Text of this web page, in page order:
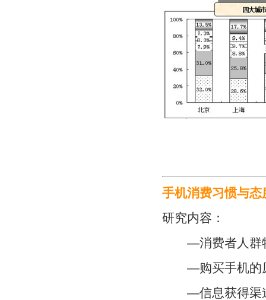
手机消费习惯与态
研究内容：
—消费者人群
—购买手机的
—信息获得渠